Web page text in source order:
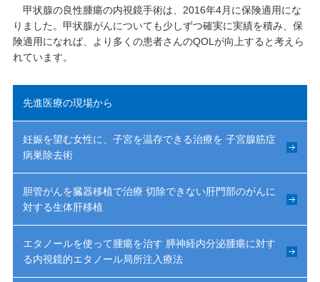
甲状腺の良性腫瘍の内視鏡手術は、2016年4月に保険適用にな
りました。甲状腺がんについても少しずつ確実に実績を積み、保
険適用になれば、より多くの患者さんのQOLが向上すると考えら
れています。
先進医療の現場から
妊娠を望む女性に、子宮を温存できる治療を 子宮腺筋症
病巣除去術
胆管がんを臓器移植で治療 切除できない肝門部のがんに
対する生体肝移植
エタノールを使って腫瘍を治す 膵神経内分泌腫瘍に対す
る内視鏡的エタノール局所注入療法